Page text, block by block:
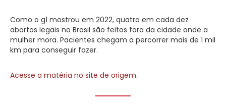
Como o g1 mostrou em 2022, quatro em cada dez
abortos legais no Brasil são feitos fora da cidade onde a
mulher mora. Pacientes chegam a percorrer mais de 1 mil
km para conseguir fazer.
Acesse a matéria no site de origem.